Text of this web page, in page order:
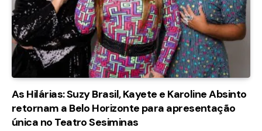
As Hilárias: Suzy Brasil, Kayete e Karoline Absinto
retornam a Belo Horizonte para apresentação
única no Teatro Sesiminas